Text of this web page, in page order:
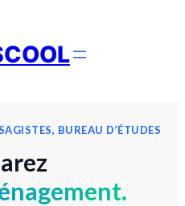
BUREAU D’ÉTUDES
.